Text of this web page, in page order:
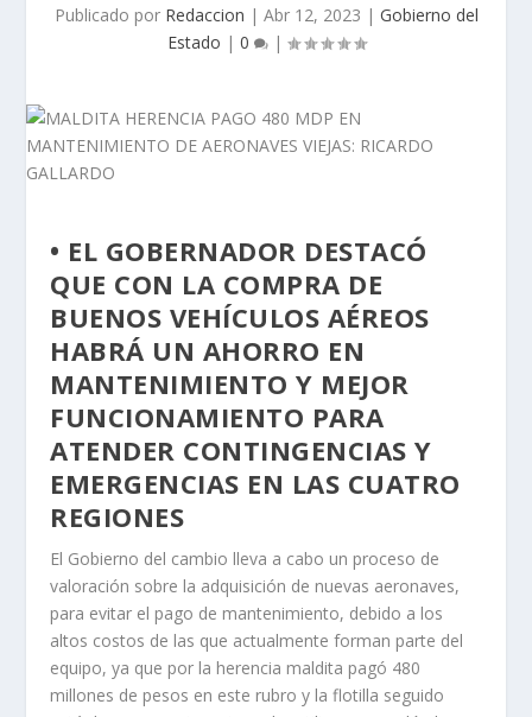
Publicado por Redaccion | Abr 12, 2023 | Gobierno del
Estado | 0 |
• EL GOBERNADOR DESTACÓ
QUE CON LA COMPRA DE
BUENOS VEHÍCULOS AÉREOS
HABRÁ UN AHORRO EN
MANTENIMIENTO Y MEJOR
FUNCIONAMIENTO PARA
ATENDER CONTINGENCIAS Y
EMERGENCIAS EN LAS CUATRO
REGIONES
El Gobierno del cambio lleva a cabo un proceso de
valoración sobre la adquisición de nuevas aeronaves,
para evitar el pago de mantenimiento, debido a los
altos costos de las que actualmente forman parte del
equipo, ya que por la herencia maldita pagó 480
millones de pesos en este rubro y la flotilla seguido